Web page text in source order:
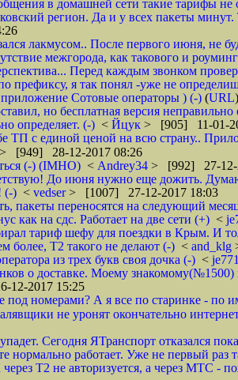
в домашней сети такие тарифы не
регион. Да и у всех пакеты
лакмусом.. После первого июня, не
межгорода, как такового и
Перед каждым звонком
префиксу, я так понял -уже не
Сотовые операторы ) (-) (URL
но бесплатная версия
определяет. (-) < Йцук > [905] 11-01-
ТП с единой ценой на всю страну..
> [949] 28-12-2017 08:26
(-) (IMHO) < Andrey34 > [992] 27-12-
До июня нужно еще дожить.
(-) < vedser> [1007] 27-12-2017 18:03
пакеты переносятся на следующий
как на сдс. Работает на две сети (+) <
тариф шефу для поездки в Крым. И
более, Т2 такого не делают (-) < and_klg
из трех букв своя дочка (-) <
о доставке. Моему знакомому(№1500)
2017 15:25
под номерами? А я все по старинке - по
не уронят окончательно
Сегодня ЯТранспорт отказался
нормально работает. Уже не первый раз
Т2 не авторизуется, а через МТС -